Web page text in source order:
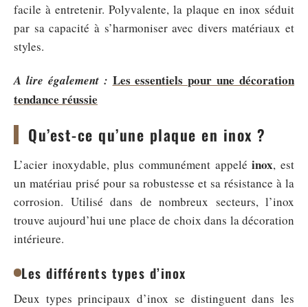
facile à entretenir. Polyvalente, la plaque en inox séduit
par sa capacité à s’harmoniser avec divers matériaux et
styles.
A lire également : Les essentiels pour une décoration
tendance réussie
Qu’est-ce qu’une plaque en inox ?
L’acier inoxydable, plus communément appeléinox, est
un matériau prisé pour sa robustesse et sa résistance à la
corrosion. Utilisé dans de nombreux secteurs, l’inox
trouve aujourd’hui une place de choix dans la décoration
intérieure.
Les différents types d’inox
Deux types principaux d’inox se distinguent dans les